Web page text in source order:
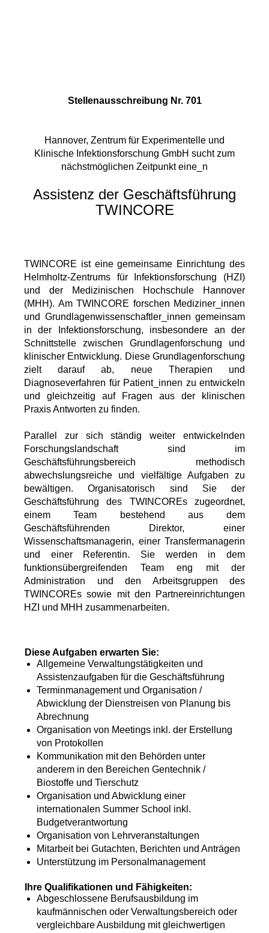
Stellenausschreibung Nr. 701
Hannover, Zentrum für Experimentelle und
Klinische Infektionsforschung GmbH sucht zum
nächstmöglichen Zeitpunkt eine_n
Assistenz der Geschäftsführung
TWINCORE
TWINCORE ist eine gemeinsame Einrichtung des
Helmholtz-Zentrums für Infektionsforschung (HZI)
und der Medizinischen Hochschule Hannover
(MHH). Am TWINCORE forschen Mediziner_innen
und Grundlagenwissenschaftler_innen gemeinsam
in der Infektionsforschung, insbesondere an der
Schnittstelle zwischen Grundlagenforschung und
klinischer Entwicklung. Diese Grundlagenforschung
zielt darauf ab, neue Therapien und
Diagnoseverfahren für Patient_innen zu entwickeln
und gleichzeitig auf Fragen aus der klinischen
Praxis Antworten zu finden.
Parallel zur sich ständig weiter entwickelnden
Forschungslandschaft sind im
Geschäftsführungsbereich methodisch
abwechslungsreiche und vielfältige Aufgaben zu
bewältigen. Organisatorisch sind Sie der
Geschäftsführung des TWINCOREs zugeordnet,
einem Team bestehend aus dem
Geschäftsführenden Direktor, einer
Wissenschaftsmanagerin, einer Transfermanagerin
und einer Referentin. Sie werden in dem
funktionsübergreifenden Team eng mit der
Administration und den Arbeitsgruppen des
TWINCOREs sowie mit den Partnereinrichtungen
HZI und MHH zusammenarbeiten.
Diese Aufgaben erwarten Sie:
Allgemeine Verwaltungstätigkeiten und
Assistenzaufgaben für die Geschäftsführung
Terminmanagement und Organisation /
Abwicklung der Dienstreisen von Planung bis
Abrechnung
Organisation von Meetings inkl. der Erstellung
von Protokollen
Kommunikation mit den Behörden unter
anderem in den Bereichen Gentechnik /
Biostoffe und Tierschutz
Organisation und Abwicklung einer
internationalen Summer School inkl.
Budgetverantwortung
Organisation von Lehrveranstaltungen
Mitarbeit bei Gutachten, Berichten und Anträgen
Unterstützung im Personalmanagement
Ihre Qualifikationen und Fähigkeiten:
Abgeschlossene Berufsausbildung im
kaufmännischen oder Verwaltungsbereich oder
vergleichbare Ausbildung mit gleichwertigen